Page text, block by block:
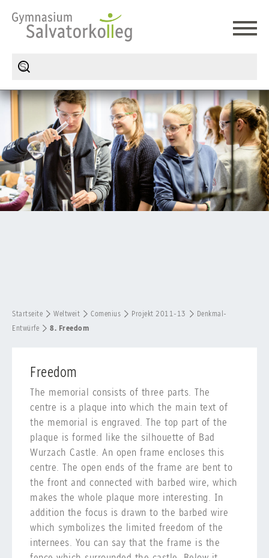
Startseite Weltweit Comenius Projekt 2011-13
Denkmal-
Entwürfe
8. Freedom
Freedom
The memorial consists of three parts. The
centre is a plaque into which the main text of
the memorial is engraved. The top part of the
plaque is formed like the silhouette of Bad
Wurzach Castle. An open frame encloses this
centre. The open ends of the frame are bent to
the front and connected with barbed wire, which
makes the whole plaque more interesting. In
addition the focus is drawn to the barbed wire
which symbolizes the limited freedom of the
internees. You can say that the frame is the